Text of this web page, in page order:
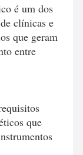
é um dos
clínicas e
que geram
entre
que